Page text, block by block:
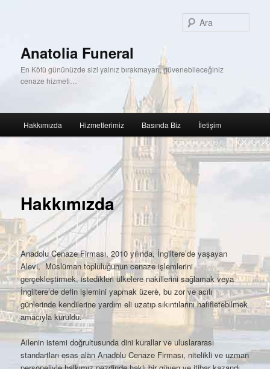
Anatolia Funeral
En Kötü gününüzde sizi yalnız bırakmayan, güvenebileceğiniz
cenaze hizmeti…
Hakkımızda Hizmetlerimiz Basında Biz İletişim
Hakkımızda
Anadolu Cenaze Firması, 2010 yılında, İngiltere’de yaşayan
Alevi, Müslüman topluluğunun cenaze işlemlerini
gerçekleştirmek, istedikleri ülkelere nakillerini sağlamak veya
İngiltere’de defin işlemini yapmak üzere, bu zor ve acılı
günlerinde kendilerine yardım eli uzatıp sıkıntılarını hafifletebilmek
amacıyla kuruldu.
Ailenin istemi doğrultusunda dini kurallar ve uluslararası
standartları esas alan Anadolu Cenaze Firması, nitelikli ve uzman